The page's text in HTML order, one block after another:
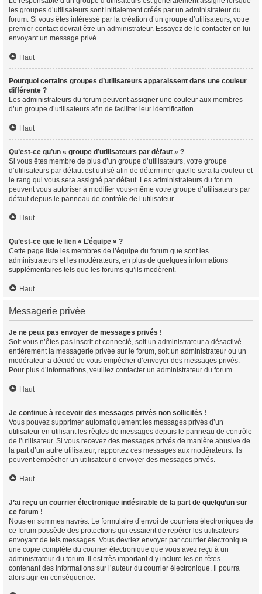
les groupes d’utilisateurs sont initialement créés par un administrateur du
forum. Si vous êtes intéressé par la création d’un groupe d’utilisateurs, votre
premier contact devrait être un administrateur. Essayez de le contacter en lui
envoyant un message privé.
Haut
Pourquoi certains groupes d’utilisateurs apparaissent dans une couleur
différente ?
Les administrateurs du forum peuvent assigner une couleur aux membres
d’un groupe d’utilisateurs afin de faciliter leur identification.
Haut
Qu’est-ce qu’un « groupe d’utilisateurs par défaut » ?
Si vous êtes membre de plus d’un groupe d’utilisateurs, votre groupe
d’utilisateurs par défaut est utilisé afin de déterminer quelle sera la couleur et
le rang qui vous sera assigné par défaut. Les administrateurs du forum
peuvent vous autoriser à modifier vous-même votre groupe d’utilisateurs par
défaut depuis le panneau de contrôle de l’utilisateur.
Haut
Qu’est-ce que le lien « L’équipe » ?
Cette page liste les membres de l’équipe du forum que sont les
administrateurs et les modérateurs, en plus de quelques informations
supplémentaires tels que les forums qu’ils modèrent.
Haut
Messagerie privée
Je ne peux pas envoyer de messages privés !
Soit vous n’êtes pas inscrit et connecté, soit un administrateur a désactivé
entièrement la messagerie privée sur le forum, soit un administrateur ou un
modérateur a décidé de vous empêcher d’envoyer des messages privés.
Pour plus d’informations, veuillez contacter un administrateur du forum.
Haut
Je continue à recevoir des messages privés non sollicités !
Vous pouvez supprimer automatiquement les messages privés d’un
utilisateur en utilisant les règles de messages depuis le panneau de contrôle
de l’utilisateur. Si vous recevez des messages privés de manière abusive de
la part d’un autre utilisateur, rapportez ces messages aux modérateurs. Ils
peuvent empêcher un utilisateur d’envoyer des messages privés.
Haut
J’ai reçu un courrier électronique indésirable de la part de quelqu’un sur
ce forum !
Nous en sommes navrés. Le formulaire d’envoi de courriers électroniques de
ce forum possède des protections qui essaient de repérer les utilisateurs
envoyant de tels messages. Vous devriez envoyer par courrier électronique
une copie complète du courrier électronique que vous avez reçu à un
administrateur du forum. Il est très important d’y inclure les en-têtes
contenant des informations sur l’auteur du courrier électronique. Il pourra
alors agir en conséquence.